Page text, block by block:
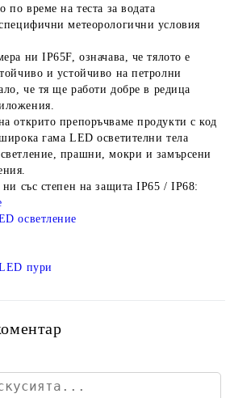
време на теста за водата
метеорологични условия
ни IP65F, означава, че тялото е
и устойчиво на петролни
че тя ще работи добре в редица
открито препоръчваме продукти с код
гама LED осветителни тела
прашни, мокри и замърсени
ни със степен на защита IP65 / IP68:
осветление
пури